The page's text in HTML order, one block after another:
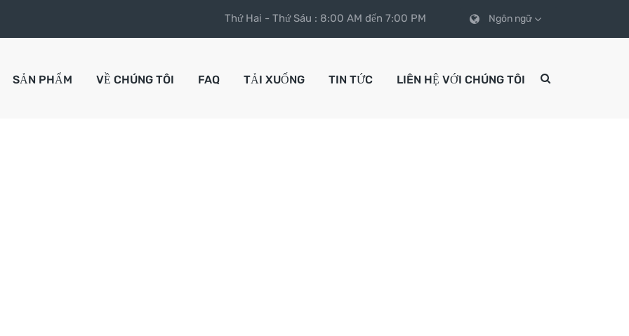
Thứ Hai - Thứ Sáu : 8:00 AM đến 7:00 PM Ngôn ngữ
SẢN PHẨM VỀ CHÚNG TÔI FAQ TẢI XUỐNG TIN TỨC LIÊN HỆ VỚI CHÚNG TÔI